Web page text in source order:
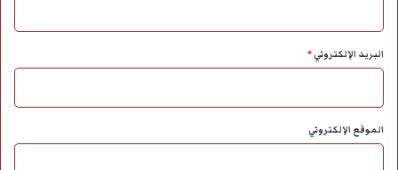
البريد الإلكتروني*
الموقع الإلكتروني